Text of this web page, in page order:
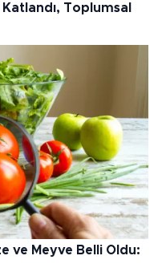
Toplumsal
ve Meyve Belli Oldu: